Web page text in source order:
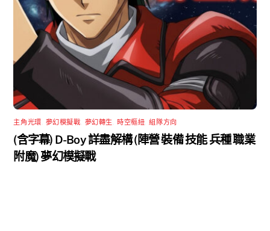
主角光環 夢幻模擬戰 夢幻轉生 ,時空樞紐 ,組隊方向
(含字幕) D-Boy 詳盡解構 (陣營 裝備 技能 兵種 職業
附魔) 夢幻模擬戰